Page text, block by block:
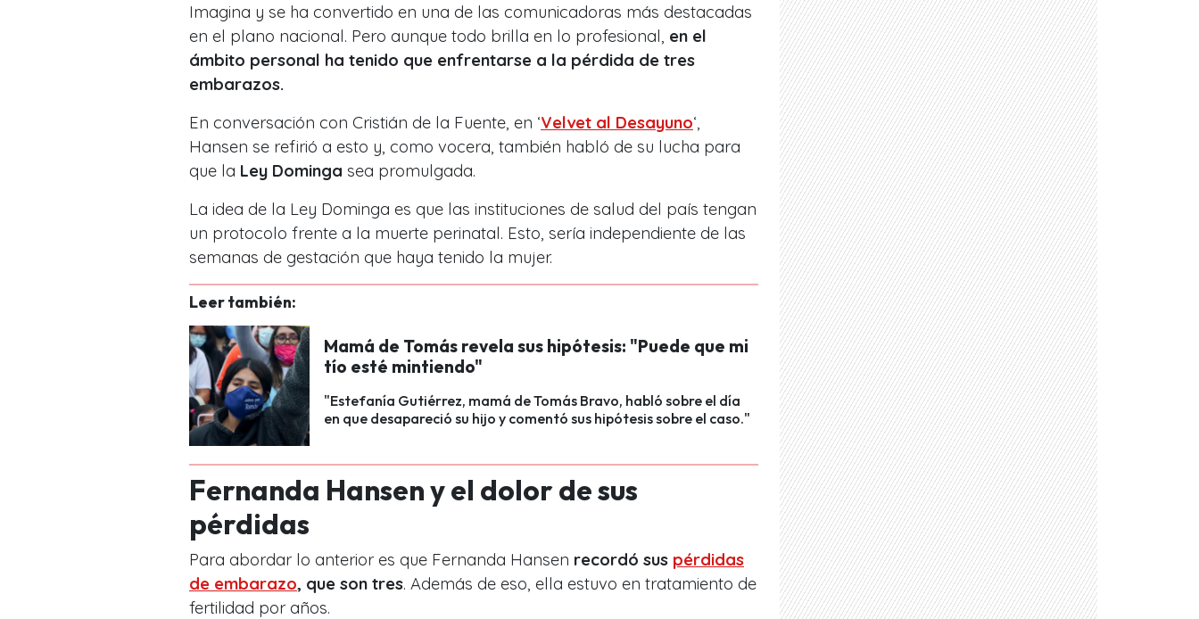
Imagina y se ha convertido en una de las comunicadoras más destacadas
en el plano nacional. Pero aunque todo brilla en lo profesional, en el
ámbito personal ha tenido que enfrentarse a la pérdida de tres
embarazos.
En conversación con Cristián de la Fuente, en ‘Velvet al Desayuno‘,
Hansen se refirió a esto y, como vocera, también habló de su lucha para
que la Ley Dominga sea promulgada.
La idea de la Ley Dominga es que las instituciones de salud del país tengan
un protocolo frente a la muerte perinatal. Esto, sería independiente de las
semanas de gestación que haya tenido la mujer.
Leer también:
Mamá de Tomás revela sus hipótesis: "Puede que mi
tío esté mintiendo"
"Estefanía Gutiérrez, mamá de Tomás Bravo, habló sobre el día
en que desapareció su hijo y comentó sus hipótesis sobre el caso."
Fernanda Hansen y el dolor de sus
pérdidas
Para abordar lo anterior es que Fernanda Hansen recordó sus pérdidas
de embarazo, que son tres. Además de eso, ella estuvo en tratamiento de
fertilidad por años.